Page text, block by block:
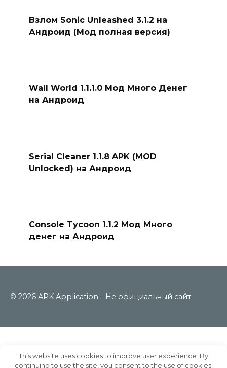
Взлом Sonic Unleashed 3.1.2 на
Андроид (Мод полная версия)
Wall World 1.1.1.0 Мод Много Денег
на Андроид
Serial Cleaner 1.1.8 APK (MOD
Unlocked) на Андроид
Console Tycoon 1.1.2 Мод Много
денег на Андроид
© 2026 APK Application - Не официальный сайт
This website uses cookies to improve user experience. By
continuing to use the site, you consent to the use of cookies.